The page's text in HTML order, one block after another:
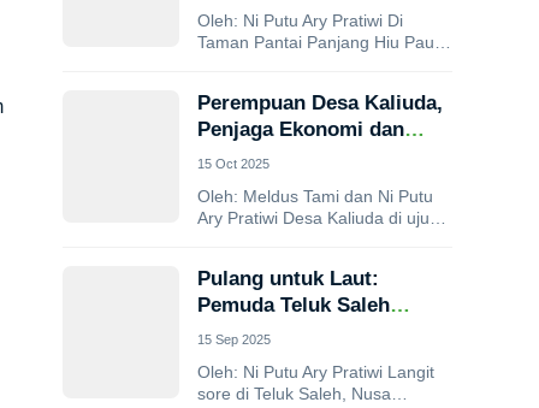
Oleh: Ni Putu Ary Pratiwi Di
Taman Pantai Panjang Hiu Paus,
sederhana bernama Pusat...
Perempuan Desa Kaliuda,
Penjaga Ekonomi dan
Laut Sumba
15 Oct 2025
Oleh: Meldus Tami dan Ni Putu
Ary Pratiwi Desa Kaliuda di ujung
Pulang untuk Laut:
Pemuda Teluk Saleh
Menjaga Hiu Paus
15 Sep 2025
Oleh: Ni Putu Ary Pratiwi Langit
sore di Teluk Saleh, Nusa